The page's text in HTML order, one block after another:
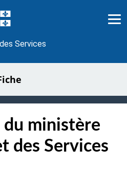
Services
du ministère
des Services